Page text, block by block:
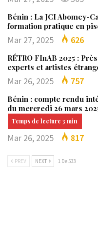
Bénin : La JCI Abomey-
formation pratique en
Mar 27, 2025 626
RÉTRO FInAB 2025 :
experts et artistes
Mar 26, 2025 757
Bénin : compte rendu
du mercredi 26 mars
Mar 26, 2025 817
PREV NEXT 1 De 533